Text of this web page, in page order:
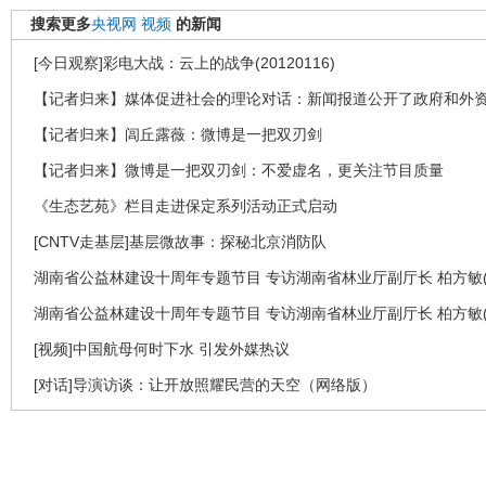
搜索更多央视网 视频 的新闻
[今日观察]彩电大战：云上的战争(20120116)
【记者归来】媒体促进社会的理论对话：新闻报道公开了政府和外
【记者归来】闾丘露薇：微博是一把双刃剑
【记者归来】微博是一把双刃剑：不爱虚名，更关注节目质量
《生态艺苑》栏目走进保定系列活动正式启动
[CNTV走基层]基层微故事：探秘北京消防队
湖南省公益林建设十周年专题节目 专访湖南省林业厅副厅长 柏方
湖南省公益林建设十周年专题节目 专访湖南省林业厅副厅长 柏方
[视频]中国航母何时下水 引发外媒热议
[对话]导演访谈：让开放照耀民营的天空（网络版）